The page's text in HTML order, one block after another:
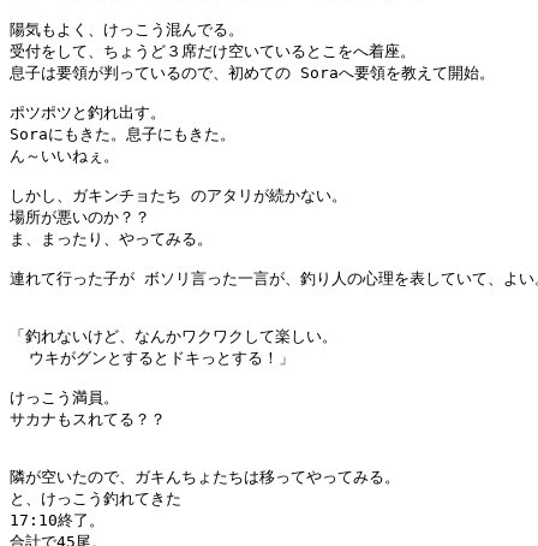
陽気もよく、けっこう混んでる。
受付をして、ちょうど３席だけ空いているとこをへ着座。
息子は要領が判っているので、初めての Soraへ要領を教えて開始。
ポツポツと釣れ出す。
Soraにもきた。息子にもきた。
ん～いいねぇ。
しかし、ガキンチョたち のアタリが続かない。
場所が悪いのか？？
ま、まったり、やってみる。
連れて行った子が ボソリ言った一言が、釣り人の心理を表していて、よい
「釣れないけど、なんかワクワクして楽しい。
  ウキがグンとするとドキっとする！」
けっこう満員。
サカナもスれてる？？
隣が空いたので、ガキんちょたちは移ってやってみる。
と、けっこう釣れてきた
17:10終了。
合計で45尾。